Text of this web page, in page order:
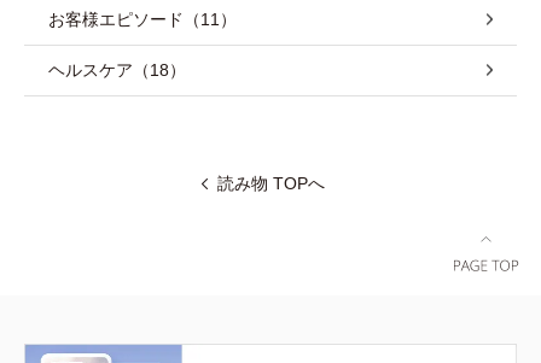
お客様エピソード（11）
ヘルスケア（18）
読み物 TOPへ